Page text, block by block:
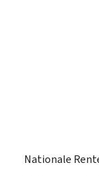
Nationale